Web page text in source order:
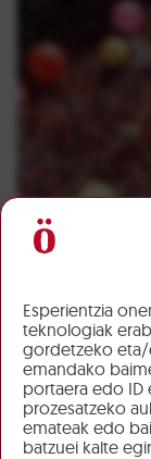
Esperientzia
teknologiak
gordetzeko eta/
emandako
portaera edo ID
prozesatzeko
emateak edo
batzuei kalte